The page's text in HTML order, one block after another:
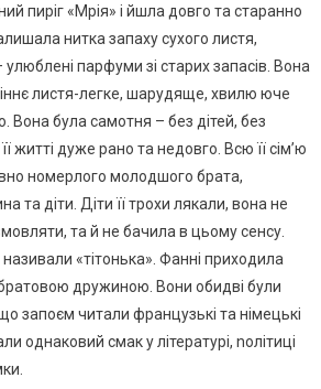
пиріг «Мрія» і йшла довго та старанно
нитка запаху сухого листя,
парфуми зі старих запасів. Вона
листя-легке, шарудяще, хвилю юче
Вона була самотня – без дітей, без
житті дуже рано та недовго. Всю її сім’ю
номерлого молодшого брата,
та діти. Діти її трохи лякали, вона не
та й не бачила в цьому сенсу.
називали «тітонька». Фанні приходила
дружиною. Вони обидві були
запоєм читали французькі та німецькі
однаковий смак у літературі, nолітиці